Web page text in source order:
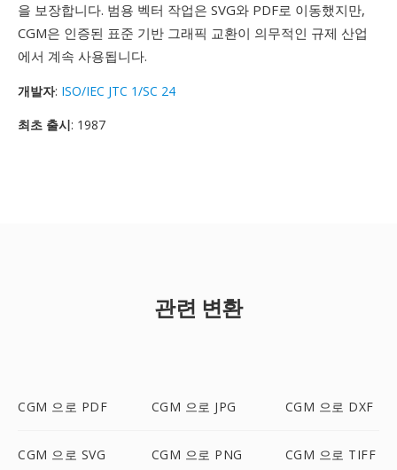
을 보장합니다. 범용 벡터 작업은 SVG와 PDF로 이동했지만,
CGM은 인증된 표준 기반 그래픽 교환이 의무적인 규제 산업
에서 계속 사용됩니다.
개발자: ISO/IEC JTC 1/SC 24
최초 출시: 1987
관련 변환
CGM 으로 PDF CGM 으로 JPG CGM 으로 DXF
CGM 으로 SVG CGM 으로 PNG CGM 으로 TIFF